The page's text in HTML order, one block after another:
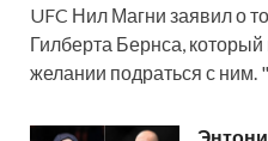
UFC Нил Магни заявил о
Гилберта Бернса,
желании подраться с